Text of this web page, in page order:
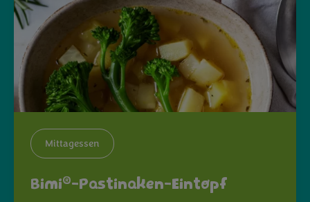
Mittagessen
Bimi®-Pastinaken-Eintopf